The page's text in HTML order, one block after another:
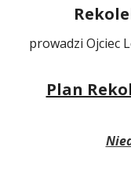
prowadzi Ojciec
Plan